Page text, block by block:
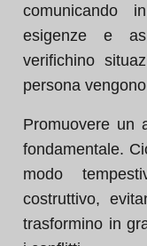
comunicando
esigenze e
verifichino
persona
Promuovere un
fondamentale.
modo
costruttivo,
trasformino in